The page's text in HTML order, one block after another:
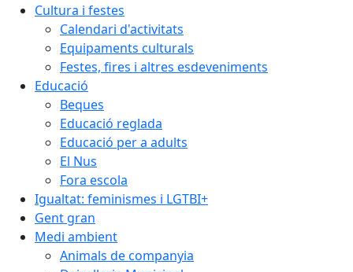
Cultura i festes
Calendari d'activitats
Equipaments culturals
Festes, fires i altres esdeveniments
Educació
Beques
Educació reglada
Educació per a adults
El Nus
Fora escola
Igualtat: feminismes i LGTBI+
Gent gran
Medi ambient
Animals de companyia